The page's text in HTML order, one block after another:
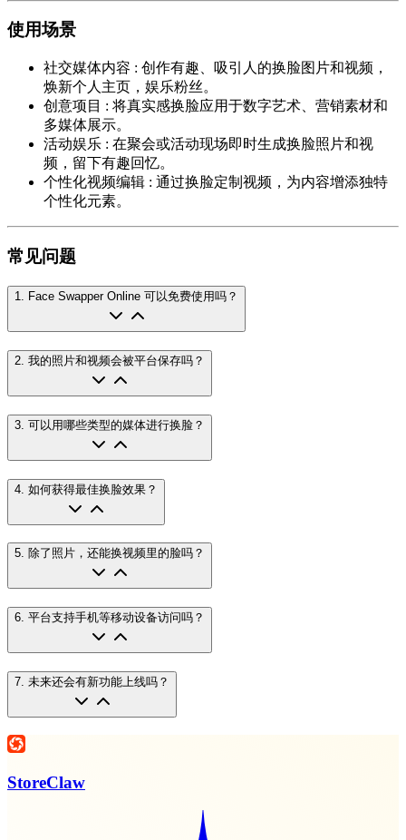
使用场景
社交媒体内容 : 创作有趣、吸引人的换脸图片和视频，
焕新个人主页，娱乐粉丝。
创意项目 : 将真实感换脸应用于数字艺术、营销素材和
多媒体展示。
活动娱乐 : 在聚会或活动现场即时生成换脸照片和视
频，留下有趣回忆。
个性化视频编辑 : 通过换脸定制视频，为内容增添独特
个性化元素。
常见问题
1. Face Swapper Online 可以免费使用吗？
2. 我的照片和视频会被平台保存吗？
3 可以用哪些类型的媒体进行换脸？
4 如何获得最佳换脸效果？
5. 除了照片，还能换视频里的脸吗？
6. 平台支持手机等移动设备访问吗？
7 未来还会有新功能上线吗？
StoreClaw